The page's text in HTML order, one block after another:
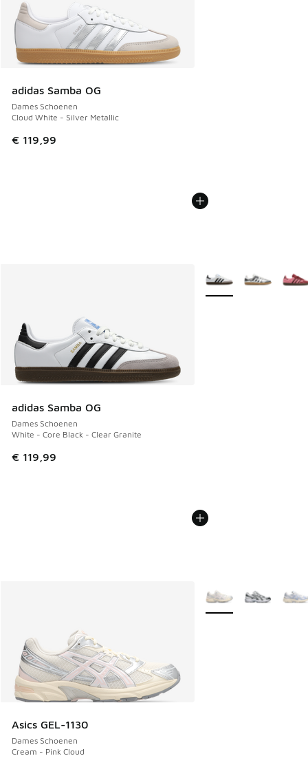
adidas Samba OG
Dames Schoenen
Cloud White - Silver Metallic
€ 119,99
adidas Samba OG
Dames Schoenen
White - Core Black - Clear Granite
€ 119,99
Meer kleuren
Asics GEL-1130
Dames Schoenen
Cream - Pink Cloud
Meer kleuren